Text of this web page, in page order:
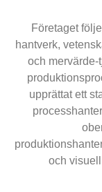
Företaget
hantverk,
och mervärde-
upprättat ett
och